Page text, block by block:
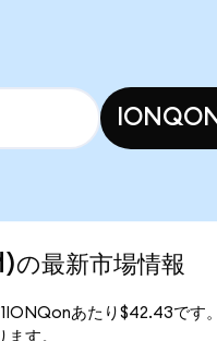
最新市場情報
あたり$42.43で
す。